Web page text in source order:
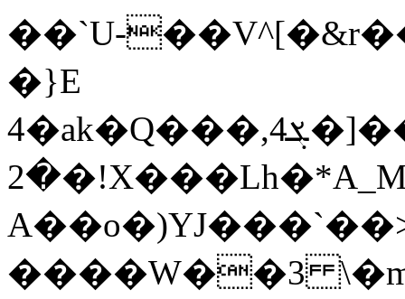
��`U-
�}E
4�ak�Q���,ܮ4�]���T��jX��G����cO_�BtqoO^%y�Ο���0g�e{�����5hW�����HЩ��#��5s�I�iͭ�tWY6[<�ߊ�&��-
�2�!X���Lh�*A_M_��
����W��3